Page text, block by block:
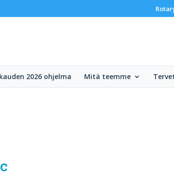
2026 ohjelma Mitä teemme